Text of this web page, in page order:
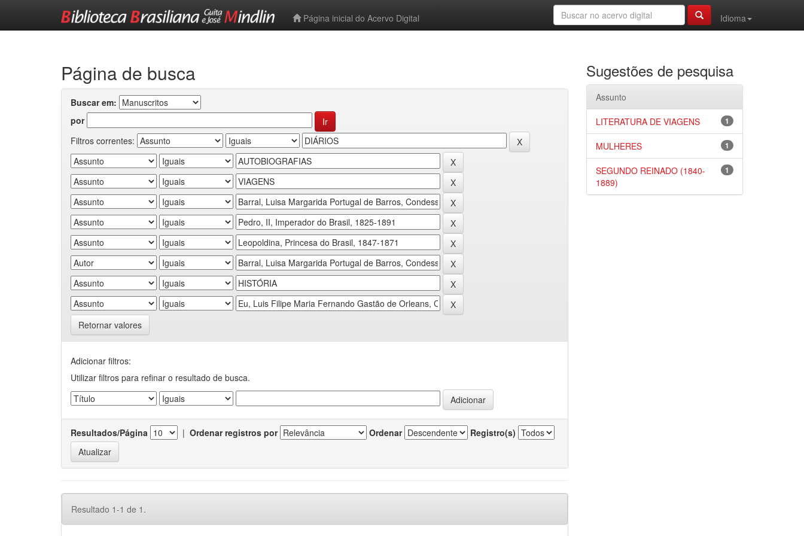
Página inicial do Acervo Digital
Idioma
Página de busca
Buscar em:
por
Filtros correntes:
Retornar valores
Adicionar filtros:
Utilizar filtros para refinar o resultado de busca.
Resultados/Página | Ordenar registros por Ordenar Registro(s)
Resultado 1-1 de 1.
Sugestões de pesquisa
Assunto
1
LITERATURA DE VIAGENS
1
MULHERES
1
SEGUNDO REINADO (1840-
1889)